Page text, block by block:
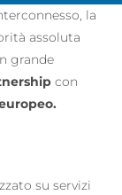
la
assoluta
grande
con
su servizi